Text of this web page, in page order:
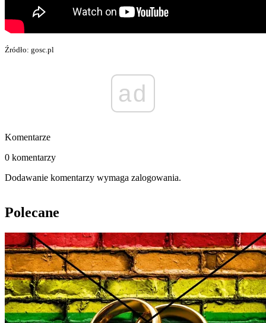
Źródło: gosc.pl
ad
Komentarze
0 komentarzy
Dodawanie komentarzy wymaga zalogowania.
Polecane